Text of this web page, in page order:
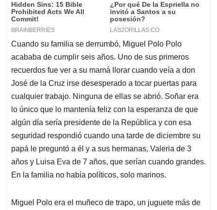
Cuando su familia se derrumbó, Miguel Polo Polo
acababa de cumplir seis años. Uno de sus primeros
recuerdos fue ver a su mamá llorar cuando veía a don
José de la Cruz irse desesperado a tocar puertas para
cualquier trabajo. Ninguna de ellas se abrió. Soñar era
lo único que lo mantenía feliz con la esperanza de que
algún día sería presidente de la República y con esa
seguridad respondió cuando una tarde de diciembre su
papá le preguntó a él y a sus hermanas, Valeria de 3
años y Luisa Eva de 7 años, que serían cuando grandes.
En la familia no había políticos, solo marinos.
Miguel Polo era el muñeco de trapo, un juguete más de